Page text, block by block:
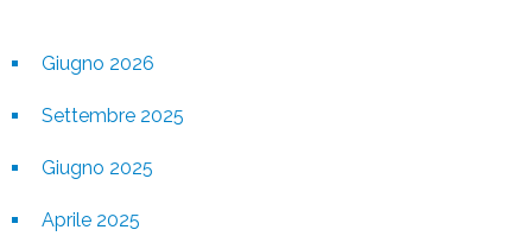
Giugno 2026
Settembre 2025
Giugno 2025
Aprile 2025